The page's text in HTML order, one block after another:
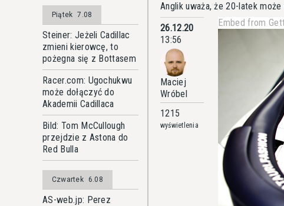
Piątek 7.08
Steiner: Jeżeli Cadillac
zmieni kierowcę, to
pożegna się z Bottasem
Racer.com: Ugochukwu
może dołączyć do
Akademii Cadillaca
Bild: Tom McCullough
przejdzie z Astona do
Red Bulla
Czwartek 6.08
AS-web.jp: Perez
Anglik uważa, że 20-latek
26.12.20
13:56
Maciej
Wróbel
1215
wyświetlenia
Embed from